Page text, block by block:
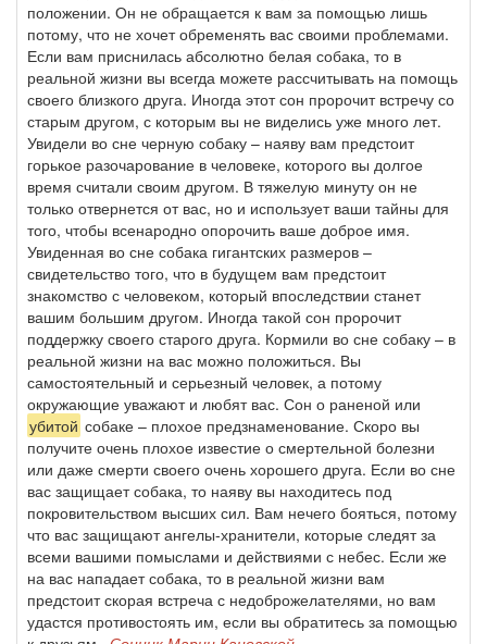
положении. Он не обращается к вам за помощью лишь
потому, что не хочет обременять вас своими проблемами.
Если вам приснилась абсолютно белая собака, то в
реальной жизни вы всегда можете рассчитывать на помощь
своего близкого друга. Иногда этот сон пророчит встречу со
старым другом, с которым вы не виделись уже много лет.
Увидели во сне черную собаку – наяву вам предстоит
горькое разочарование в человеке, которого вы долгое
время считали своим другом. В тяжелую минуту он не
только отвернется от вас, но и использует ваши тайны для
того, чтобы всенародно опорочить ваше доброе имя.
Увиденная во сне собака гигантских размеров –
свидетельство того, что в будущем вам предстоит
знакомство с человеком, который впоследствии станет
вашим большим другом. Иногда такой сон пророчит
поддержку своего старого друга. Кормили во сне собаку – в
реальной жизни на вас можно положиться. Вы
самостоятельный и серьезный человек, а потому
окружающие уважают и любят вас. Сон о раненой или
убитой собаке – плохое предзнаменование. Скоро вы
получите очень плохое известие о смертельной болезни
или даже смерти своего очень хорошего друга. Если во сне
вас защищает собака, то наяву вы находитесь под
покровительством высших сил. Вам нечего бояться, потому
что вас защищают ангелы-хранители, которые следят за
всеми вашими помыслами и действиями с небес. Если же
на вас нападает собака, то в реальной жизни вам
предстоит скорая встреча с недоброжелателями, но вам
удастся противостоять им, если вы обратитесь за помощью